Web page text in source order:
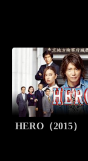
HERO（2015）